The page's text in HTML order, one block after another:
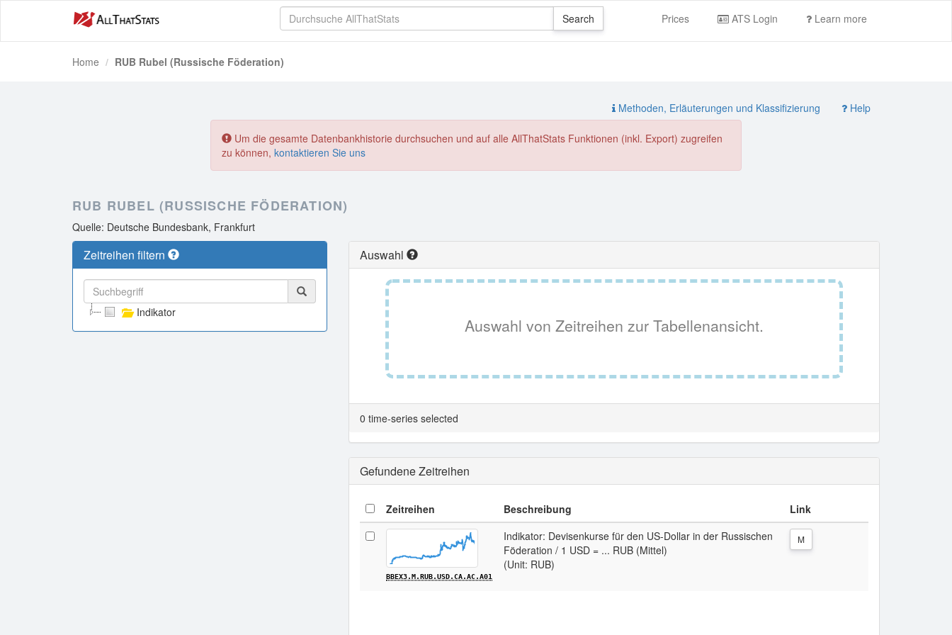
Prices ATS Login Learn more
Home RUB Rubel (Russische Föderation)
Methoden, Erläuterungen und Klassifizierung Help
Um die gesamte Datenbankhistorie durchsuchen und auf alle AllThatStats Funktionen (inkl. Export) zugreifen
zu können, kontaktieren Sie uns
RUB RUBEL (RUSSISCHE FÖDERATION)
Quelle: Deutsche Bundesbank, Frankfurt
Zeitreihen filtern
Indikator
Auswahl
Auswahl von Zeitreihen zur Tabellenansicht.
0 time-series selected
Gefundene Zeitreihen
Zeitreihen Beschreibung Link
BBEX3.M.RUB.USD.CA.AC.A01
Indikator: Devisenkurse für den US-Dollar in der Russischen
Föderation / 1 USD = ... RUB (Mittel)
(Unit: RUB)
M